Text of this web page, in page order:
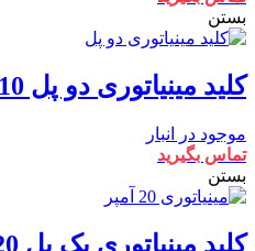
بستن
کلید مینیاتوری دو پل 10 آمپر دنا الکتریک
موجود در انبار
تماس بگیرید
بستن
کلید مینیاتوری یک پل 20 آمپر دنا الکتریک